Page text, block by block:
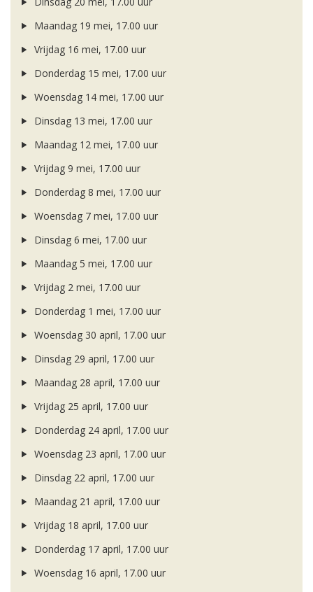
Maandag 19 mei, 17.00 uur
Vrijdag 16 mei, 17.00 uur
Donderdag 15 mei, 17.00 uur
Woensdag 14 mei, 17.00 uur
Dinsdag 13 mei, 17.00 uur
Maandag 12 mei, 17.00 uur
Vrijdag 9 mei, 17.00 uur
Donderdag 8 mei, 17.00 uur
Woensdag 7 mei, 17.00 uur
Dinsdag 6 mei, 17.00 uur
Maandag 5 mei, 17.00 uur
Vrijdag 2 mei, 17.00 uur
Donderdag 1 mei, 17.00 uur
Woensdag 30 april, 17.00 uur
Dinsdag 29 april, 17.00 uur
Maandag 28 april, 17.00 uur
Vrijdag 25 april, 17.00 uur
Donderdag 24 april, 17.00 uur
Woensdag 23 april, 17.00 uur
Dinsdag 22 april, 17.00 uur
Maandag 21 april, 17.00 uur
Vrijdag 18 april, 17.00 uur
Donderdag 17 april, 17.00 uur
Woensdag 16 april, 17.00 uur